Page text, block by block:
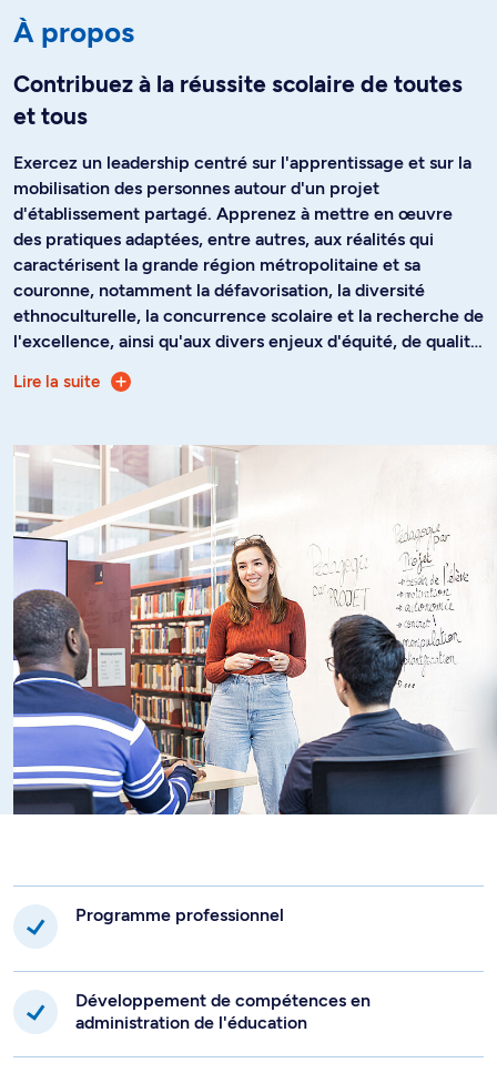
À propos
Contribuez à la réussite scolaire de toutes
et tous
Exercez un leadership centré sur l'apprentissage et sur la
mobilisation des personnes autour d'un projet
d'établissement partagé. Apprenez à mettre en œuvre
des pratiques adaptées, entre autres, aux réalités qui
caractérisent la grande région métropolitaine et sa
couronne, notamment la défavorisation, la diversité
ethnoculturelle, la concurrence scolaire et la recherche de
l'excellence, ainsi qu'aux divers enjeux d'équité, de qualité
et d'efficacité qui en découlent. Ces réalités ne sont
cependant pas exclusives à cette région, et la formation
de relever les défis diversifiés qui se présentent dans la
carrière de toutes les directions d'établissement scolaire.
Éclairée par la recherche et ancrée dans les réalités du
champ de l'administration de l'éducation et de vous
construire une vision et une identité de leader, éléments
essentiels au développement de vos compétences.
Lire la suite
Programme professionnel
Développement de compétences en
administration de l'éducation